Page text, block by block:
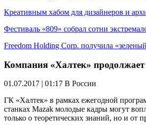
Креативным хабом для дизайнеров и
Фестиваль «809» собрал сотни
Freedom Holding Corp. получила
Компания «Халтек»
01.07.2017 | 01:17 В России
ГК «Халтек» в рамках ежегодной
станках Mazak молодые кадры могут
только о теоретических знаний, но и от